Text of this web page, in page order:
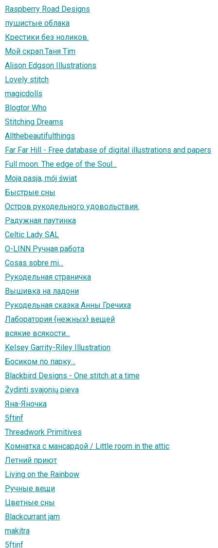
Raspberry Road Designs
пушистые облака
Крестики без ноликов.
Мой скрап.Таня Tim
Alison Edgson Illustrations
Lovely stitch
magicdolls
Blogtor Who
Stitching Dreams
Allthebeautifulthings
Far Far Hill - Free database of digital illustrations and papers
Full moon. The edge of the Soul...
Moja pasja, mój świat
Быстрые сны
Остров рукодельного удовольствия.
Радужная паутинка
Celtic Lady SAL
O-LINN Ручная работа
Cosas sobre mi...
Рукодельная страничка
Вышивка на ладони
Рукодельная сказка Анны Гречиха
Лаборатория {нежных} вещей
всякие всякости...
Kelsey Garrity-Riley Illustration
Босиком по парку...
Blackbird Designs - One stitch at a time
Žydinti svajonių pieva
Яна-Яночка
5ftinf
Threadwork Primitives
Комнатка с мансардой / Little room in the attic
Летний приют
Living on the Rainbow
Ручные вещи
Цветные сны
Blackcurrant jam
makitra
5ftinf